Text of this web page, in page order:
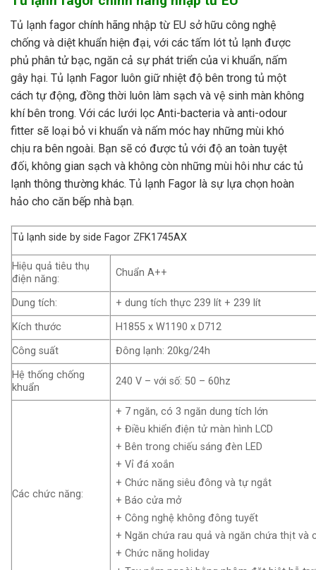
Tủ lạnh fagor chính hãng nhập từ EU sở hữu công nghệ
chống và diệt khuẩn hiện đại, với các tấm lót tủ lạnh được
phủ phân tử bạc, ngăn cả sự phát triển của vi khuẩn, nấm
gây hại. Tủ lạnh Fagor luôn giữ nhiệt độ bên trong tủ một
cách tự động, đồng thời luôn làm sạch và vệ sinh màn không
khí bên trong. Với các lưới lọc Anti-bacteria và anti-odour
fitter sẽ loại bỏ vi khuẩn và nấm móc hay những mùi khó
chịu ra bên ngoài. Bạn sẽ có được tủ với độ an toàn tuyệt
đối, không gian sạch và không còn những mùi hôi như các tủ
lạnh thông thường khác. Tủ lạnh Fagor là sự lựa chọn hoàn
hảo cho căn bếp nhà bạn.
Tủ lạnh side by side Fagor ZFK1745AX
Hiệu quả tiêu thụ
điện năng:
Chuẩn A++
Dung tích:
+ dung tích thực 239 lít + 239 lít
Kích thước
H1855 x W1190 x D712
Công suất
Đông lạnh: 20kg/24h
Hệ thống chống
khuẩn
240 V – với số: 50 – 60hz
Các chức năng:
+ 7 ngăn, có 3 ngăn dung tích lớn
+ Điều khiển điện tử màn hình LCD
+ Bên trong chiếu sáng đèn LED
+ Vỉ đá xoắn
+ Chức năng siêu đông và tự ngắt
+ Báo cửa mở
+ Công nghệ không đông tuyết
+ Ngăn chứa rau quả và ngăn chứa thịt và
+ Chức năng holiday